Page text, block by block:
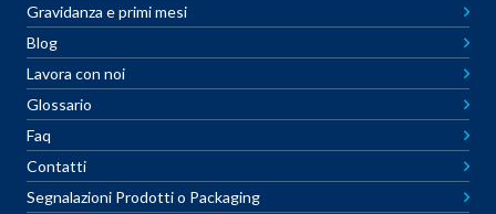
Gravidanza e primi mesi
Blog
Lavora con noi
Glossario
Faq
Contatti
Segnalazioni Prodotti o Packaging